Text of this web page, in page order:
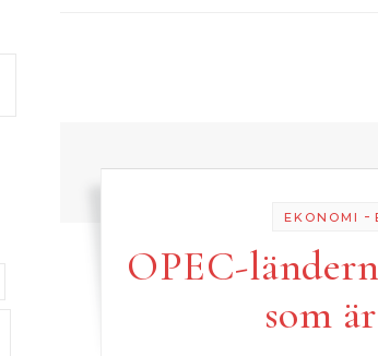
EKONOMI -
OPEC-
som